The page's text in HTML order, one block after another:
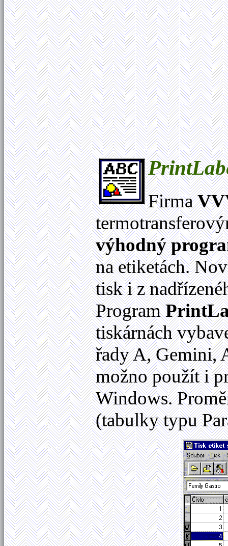
Firma
výhodný
na etiketách.
tisk i z
Program
tiskárnách
řady A, Gemini,
možno použít i
Windows.
(tabulky typu